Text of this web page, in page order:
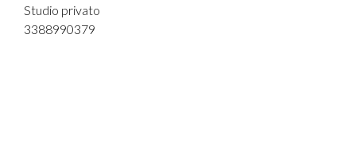
Studio privato
3388990379